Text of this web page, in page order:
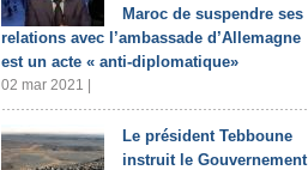
Maroc de suspendre ses
relations avec l’ambassade d’Allemagne
est un acte « anti-diplomatique»
02 mar 2021 |
Le président Tebboune
instruit le Gouvernement